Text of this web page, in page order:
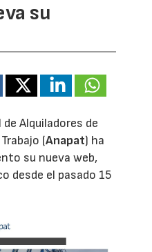
su
Alquiladores de
(Anapat) ha
su nueva web,
desde el pasado 15